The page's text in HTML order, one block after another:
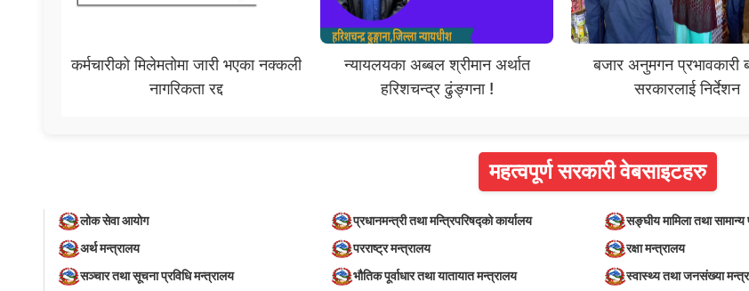
कर्मचारीको मिलेमतोमा जारी भएका नक्कली
नागरिकता रद्द
न्यायलयका अब्बल श्रीमान अर्थात
हरिशचन्द्र ढुंङ्गना !
बजार अनुमगन प्रभावकारी
सरकारलाई निर्देशन
महत्वपूर्ण सरकारी वेबसाइटहरु
लोक सेवा आयोग प्रधानमन्त्री तथा मन्त्रिपरिषद्को कार्यालय सङ्घीय मामिला तथा
अर्थ मन्त्रालय
परराष्ट्र मन्त्रालय रक्षा मन्त्रालय
सञ्‍चार तथा सूचना प्रविधि मन्त्रालय
भौतिक पूर्वाधार तथा यातायात मन्त्रालय स्वास्थ्य तथा जनसंख्या